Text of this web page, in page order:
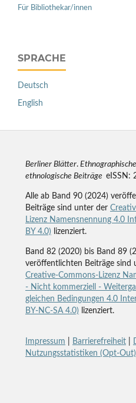
Für Bibliothekar/innen
SPRACHE
Deutsch
English
Berliner Blätter.
ethnologische Beiträge eISSN:
Alle ab Band 90 (2024)
Beiträge sind unter der
Lizenz Namensnennung 4.0
BY 4.0) lizenziert.
Band 82 (2020) bis Band 89
veröffentlichten Beiträge sind
Creative-Commons-Lizenz
- Nicht kommerziell -
gleichen Bedingungen 4.0
BY-NC-SA 4.0) lizenziert.
Impressum Barrierefreiheit|
Nutzungsstatistiken (Opt-Out)